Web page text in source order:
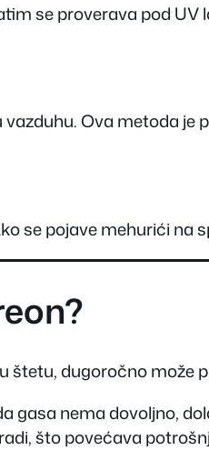
se proverava pod
Ova metoda je
se pojave mehurići na
dugoročno može
gasa nema dovoljno,
što povećava